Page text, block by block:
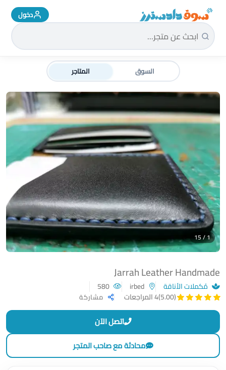
سوق دادسترز الرئيسية دخول
السوق المتاجر
Jarrah Leather Handmade
مُكملات الأناقة
(5.00)
4 المراجعات مشاركة
1 / 15
اتصل الآن
محادثة مع صاحب المتجر